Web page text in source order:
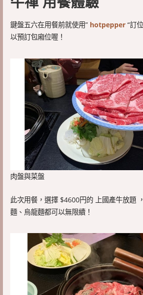
鍵盤五六在用餐前就使用” hotpepper“訂
以預訂包廂位喔！
肉盤與菜盤
此次用餐，選擇 $4600円的 上國產牛放題
麵、烏龍麵都可以無限續！